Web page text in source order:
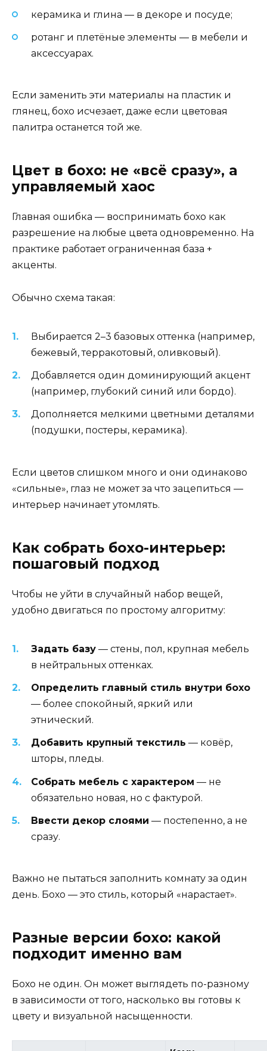
керамика и глина — в декоре и посуде;
ротанг и плетёные элементы — в мебели и
аксессуарах.
Если заменить эти материалы на пластик и
глянец, бохо исчезает, даже если цветовая
палитра останется той же.
Цвет в бохо: не «всё сразу», а
управляемый хаос
Главная ошибка — воспринимать бохо как
разрешение на любые цвета одновременно. На
практике работает ограниченная база +
акценты.
Обычно схема такая:
Выбирается 2–3 базовых оттенка (например,
бежевый, терракотовый, оливковый).
Добавляется один доминирующий акцент
(например, глубокий синий или бордо).
Дополняется мелкими цветными деталями
(подушки, постеры, керамика).
Если цветов слишком много и они одинаково
«сильные», глаз не может за что зацепиться —
интерьер начинает утомлять.
Как собрать бохо-интерьер:
пошаговый подход
Чтобы не уйти в случайный набор вещей,
удобно двигаться по простому алгоритму:
Задать базу — стены, пол, крупная мебель
в нейтральных оттенках.
Определить главный стиль внутри бохо
— более спокойный, яркий или
этнический.
Добавить крупный текстиль — ковёр,
шторы, пледы.
Собрать мебель с характером — не
обязательно новая, но с фактурой.
Ввести декор слоями — постепенно, а не
сразу.
Важно не пытаться заполнить комнату за один
день. Бохо — это стиль, который «нарастает».
Разные версии бохо: какой
подходит именно вам
Бохо не один. Он может выглядеть по-разному
в зависимости от того, насколько вы готовы к
цвету и визуальной насыщенности.